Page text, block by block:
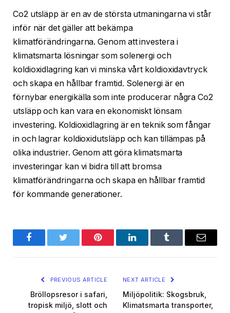
Co2 utsläpp är en av de största utmaningarna vi står
inför när det gäller att bekämpa
klimatförändringarna. Genom att investera i
klimatsmarta lösningar som solenergi och
koldioxidlagring kan vi minska vårt koldioxidavtryck
och skapa en hållbar framtid. Solenergi är en
förnybar energikälla som inte producerar några Co2
utsläpp och kan vara en ekonomiskt lönsam
investering. Koldioxidlagring är en teknik som fångar
in och lagrar koldioxidutsläpp och kan tillämpas på
olika industrier. Genom att göra klimatsmarta
investeringar kan vi bidra till att bromsa
klimatförändringarna och skapa en hållbar framtid
för kommande generationer.
FacebookTwitter Pinterest LinkedInTumblr Email
PREVIOUS ARTICLE
Bröllopsresor i safari,
tropisk miljö, slott och
NEXT ARTICLE
Miljöpolitik: Skogsbruk,
Klimatsmarta transporter,